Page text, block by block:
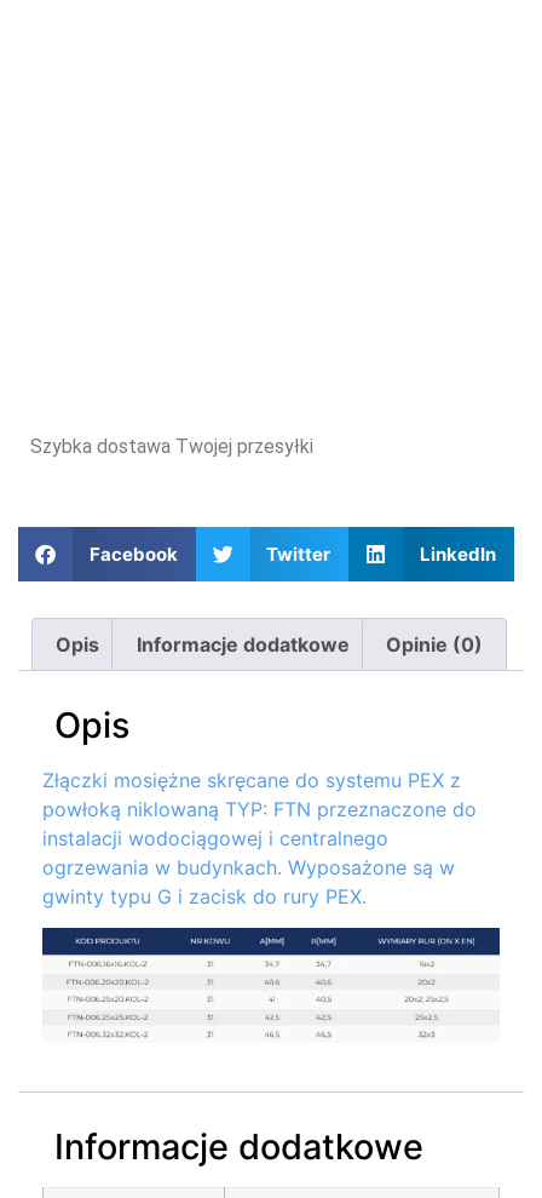
Facebook Twitter LinkedIn
Szybka dostawa Twojej przesyłki
Opis Informacje dodatkowe Opinie (0)
Opis
Złączki mosiężne skręcane do systemu PEX z
powłoką niklowaną TYP: FTN przeznaczone do
instalacji wodociągowej i centralnego
ogrzewania w budynkach. Wyposażone są w
gwinty typu G i zacisk do rury PEX.
Informacje dodatkowe